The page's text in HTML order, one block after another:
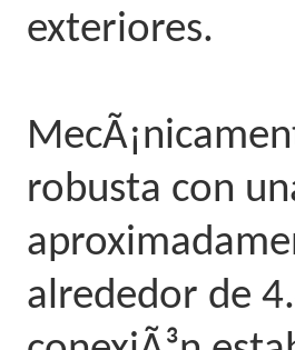
exteriores.
robusta con
alrededor de